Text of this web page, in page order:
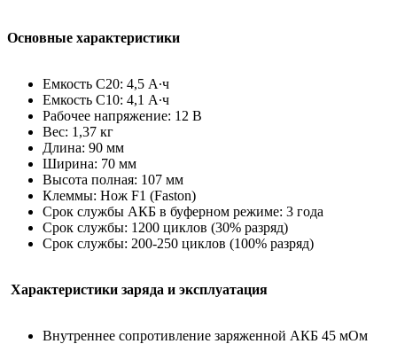
Основные характеристики
Емкость С20: 4,5 А∙ч
Емкость С10: 4,1 А∙ч
Рабочее напряжение: 12 В
Вес: 1,37 кг
Длина: 90 мм
Ширина: 70 мм
Высота полная: 107 мм
Клеммы: Нож F1 (Faston)
Срок службы АКБ в буферном режиме: 3 года
Срок службы: 1200 циклов (30% разряд)
Срок службы: 200-250 циклов (100% разряд)
Характеристики заряда и эксплуатация
Внутреннее сопротивление заряженной АКБ 45 мОм